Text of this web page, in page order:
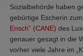
Sozialbehörde haben
gebürtige Escherin zum
Ensch“ (CANE) des
genauer gesagt in die
vorher viele Jahre im